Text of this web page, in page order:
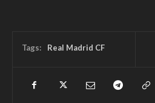
Tags: Real Madrid CF